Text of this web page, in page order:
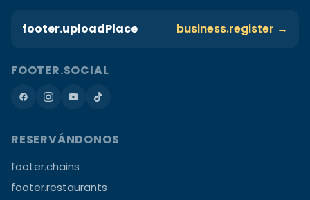
footer.uploadPlace business.register →
FOOTER.SOCIAL
RESERVÁNDONOS
footer.chains
footer.restaurants